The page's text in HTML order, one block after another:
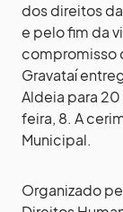
dos direitos
e pelo fim da
compromisso
Gravataí
Aldeia para
feira, 8. A
Municipal.
Organizado